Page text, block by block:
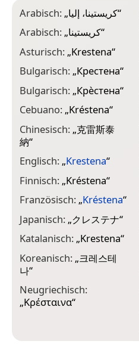
Arabisch: „كريستينا، إليا“
Arabisch: „كريستينا“
Asturisch: „Krestena“
Bulgarisch: „Крестена“
Bulgarisch: „Крѐстена“
Cebuano: „Kréstena“
Chinesisch: „克雷斯泰
納“
Englisch: „Krestena“
Finnisch: „Kréstena“
Französisch: „Kréstena“
Japanisch: „クレステナ“
Katalanisch: „Krestena“
Koreanisch: „크레스테
나“
Neugriechisch:
„Κρέσταινα“